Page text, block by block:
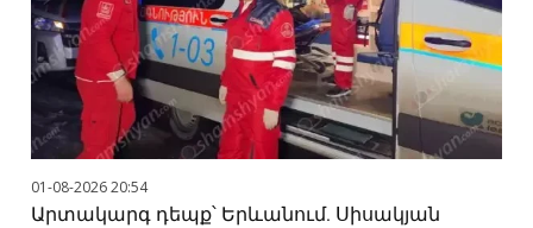
01-08-2026 20:54
Արտակարգ դեպք՝ Երևանում. Սիսակյան